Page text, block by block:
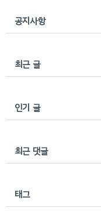
공지사항
최근 글
인기 글
최근 댓글
태그